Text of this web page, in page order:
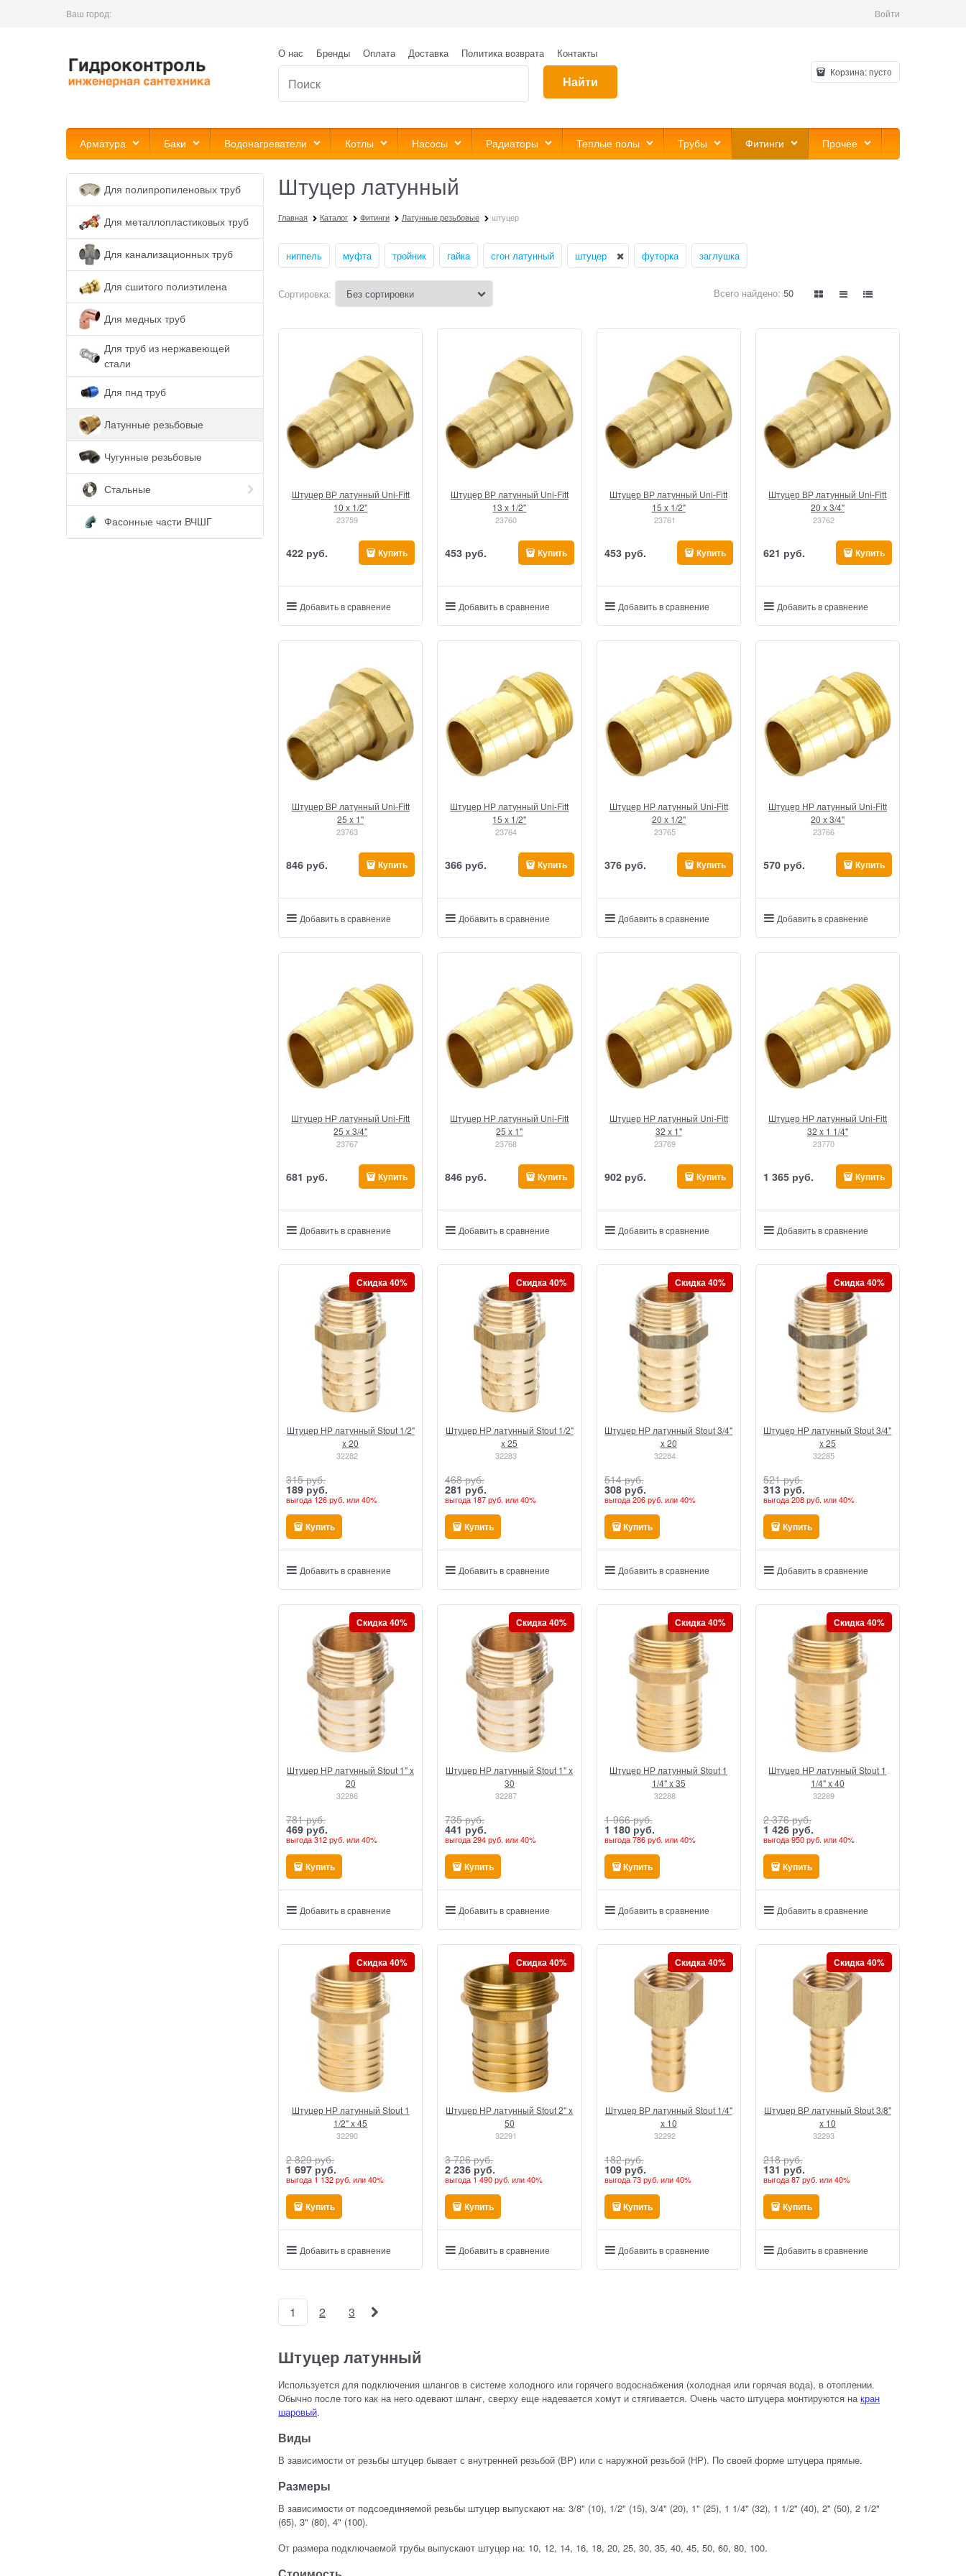
Ваш город: Войти
О нас Бренды Оплата Доставка Политика возврата Контакты
Найти
Корзина:пусто
Арматура Баки Водонагреватели Котлы Насосы Радиаторы Теплые полы Трубы Фитинги Прочее
Для полипропиленовых труб
Для металлопластиковых труб
Для канализационных труб
Для сшитого полиэтилена
Для медных труб
Для труб из нержавеющей
стали
Для пнд труб
Латунные резьбовые
Чугунные резьбовые
Стальные
Фасонные части ВЧШГ
Штуцер латунный
Главная Каталог Фитинги Латунные резьбовые штуцер
ниппель муфта тройник гайка сгон латунный штуцер футорка заглушка
Сортировка: Всего найдено: 50
Штуцер ВР латунный Uni-Fitt
10 x 1/2"
23759
422 руб. Купить
Добавить в сравнение
Штуцер ВР латунный Uni-Fitt
13 x 1/2"
23760
453 руб. Купить
Добавить в сравнение
Штуцер ВР латунный Uni-Fitt
15 x 1/2"
23761
453 руб. Купить
Добавить в сравнение
Штуцер ВР латунный Uni-Fitt
20 x 3/4"
23762
621 руб. Купить
Добавить в сравнение
Штуцер ВР латунный Uni-Fitt
25 x 1"
23763
846 руб. Купить
Добавить в сравнение
Штуцер НР латунный Uni-Fitt
15 x 1/2"
23764
366 руб. Купить
Добавить в сравнение
Штуцер НР латунный Uni-Fitt
20 x 1/2"
23765
376 руб. Купить
Добавить в сравнение
Штуцер НР латунный Uni-Fitt
20 x 3/4"
23766
570 руб. Купить
Добавить в сравнение
Штуцер НР латунный Uni-Fitt
25 x 3/4"
23767
681 руб. Купить
Добавить в сравнение
Штуцер НР латунный Uni-Fitt
25 x 1"
23768
846 руб. Купить
Добавить в сравнение
Штуцер НР латунный Uni-Fitt
32 x 1"
23769
902 руб. Купить
Добавить в сравнение
Штуцер НР латунный Uni-Fitt
32 x 1 1/4"
23770
1 365 руб. Купить
Добавить в сравнение
Штуцер НР латунный Stout 1/2"
x 20
32282
Скидка 40%
315 руб.
189 руб.
выгода126 руб. или40%
Купить
Добавить в сравнение
Штуцер НР латунный Stout 1/2"
x 25
32283
Скидка 40%
468 руб.
281 руб.
выгода187 руб. или40%
Купить
Добавить в сравнение
Штуцер НР латунный Stout 3/4"
x 20
32284
Скидка 40%
514 руб.
308 руб.
выгода206 руб. или40%
Купить
Добавить в сравнение
Штуцер НР латунный Stout 3/4"
x 25
32285
Скидка 40%
521 руб.
313 руб.
выгода208 руб. или40%
Купить
Добавить в сравнение
Штуцер НР латунный Stout 1" x
20
32286
Скидка 40%
781 руб.
469 руб.
выгода312 руб. или40%
Купить
Добавить в сравнение
Штуцер НР латунный Stout 1" x
30
32287
Скидка 40%
735 руб.
441 руб.
выгода294 руб. или40%
Купить
Добавить в сравнение
Штуцер НР латунный Stout 1
1/4" x 35
32288
Скидка 40%
1 966 руб.
1 180 руб.
выгода786 руб. или40%
Купить
Добавить в сравнение
Штуцер НР латунный Stout 1
1/4" x 40
32289
Скидка 40%
2 376 руб.
1 426 руб.
выгода950 руб. или40%
Купить
Добавить в сравнение
Штуцер НР латунный Stout 1
1/2" x 45
32290
Скидка 40%
2 829 руб.
1 697 руб.
выгода 1 132 руб. или40%
Купить
Добавить в сравнение
Штуцер НР латунный Stout 2" x
50
32291
Скидка 40%
3 726 руб.
2 236 руб.
выгода 1 490 руб. или40%
Купить
Добавить в сравнение
Штуцер ВР латунный Stout 1/4"
x 10
32292
Скидка 40%
182 руб.
109 руб.
выгода73 руб. или40%
Купить
Добавить в сравнение
Штуцер ВР латунный Stout 3/8"
x 10
32293
Скидка 40%
218 руб.
131 руб.
выгода87 руб. или40%
Купить
Добавить в сравнение
1 2 3
Штуцер латунный
Используется для подключения шлангов в системе холодного или горячего водоснабжения (холодная или горячая вода), в отоплении.
Обычно после того как на него одевают шланг, сверху еще надевается хомут и стягивается. Очень часто штуцера монтируются накран
шаровый.
Виды
В зависимости от резьбы штуцер бывает с внутренней резьбой (ВР) или с наружной резьбой (НР). По своей форме штуцера прямые.
Размеры
В зависимости от подсоединяемой резьбы штуцер выпускают на: 3/8" (10), 1/2" (15), 3/4" (20), 1" (25), 1 1/4" (32), 1 1/2" (40), 2" (50), 2 1/2"
(65), 3" (80), 4" (100).
От размера подключаемой трубы выпускают штуцер на: 10, 12, 14, 16, 18, 20, 25, 30, 35, 40, 45, 50, 60, 80, 100.